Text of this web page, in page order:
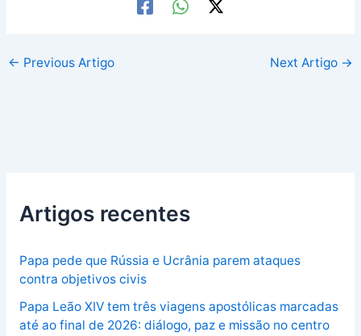
← Previous Artigo Next Artigo →
Artigos recentes
Papa pede que Rússia e Ucrânia parem ataques
contra objetivos civis
Papa Leão XIV tem três viagens apostólicas marcadas
até ao final de 2026: diálogo, paz e missão no centro